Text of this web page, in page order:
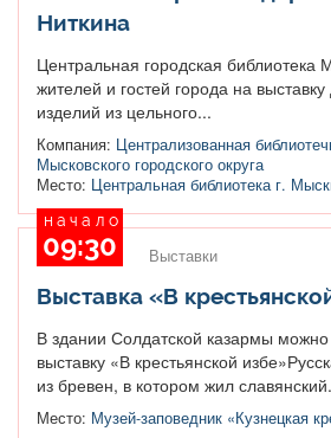
Ниткина
Центральная городская библиотека
жителей и гостей города на
изделий из цельного...
Компания: Централизованная
Мысковского городского округа
Место: Центральная библиотека г.
начало
09:30 Выставки
Выставка «В
В здании Солдатской казармы
выставку «В крестьянской
из бревен, в котором жил
Место: Музей-заповедник «Кузнецкая